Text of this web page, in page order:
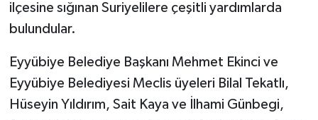
ilçesine sığınan Suriyelilere çeşitli yardımlarda
bulundular.
Eyyübiye Belediye Başkanı Mehmet Ekinci ve
Eyyübiye Belediyesi Meclis üyeleri Bilal Tekatlı,
Hüseyin Yıldırım, Sait Kaya ve İlhami Günbegi,